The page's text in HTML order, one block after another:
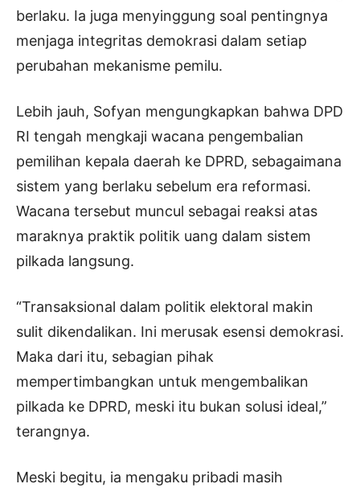
berlaku. Ia juga menyinggung soal pentingnya
menjaga integritas demokrasi dalam setiap
perubahan mekanisme pemilu.
Lebih jauh, Sofyan mengungkapkan bahwa DPD
RI tengah mengkaji wacana pengembalian
pemilihan kepala daerah ke DPRD, sebagaimana
sistem yang berlaku sebelum era reformasi.
Wacana tersebut muncul sebagai reaksi atas
maraknya praktik politik uang dalam sistem
pilkada langsung.
“Transaksional dalam politik elektoral makin
sulit dikendalikan. Ini merusak esensi demokrasi.
Maka dari itu, sebagian pihak
mempertimbangkan untuk mengembalikan
pilkada ke DPRD, meski itu bukan solusi ideal,”
terangnya.
Meski begitu, ia mengaku pribadi masih